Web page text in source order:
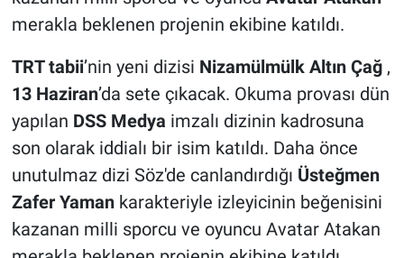
merakla beklenen projenin ekibine katıldı.
TRT tabii’nin yeni dizisi Nizamülmülk Altın Çağ,
13 Haziran’da sete çıkacak. Okuma provası dün
yapılan DSS Medya imzalı dizinin kadrosuna
son olarak iddialı bir isim katıldı. Daha önce
unutulmaz dizi Söz'de canlandırdığı Üsteğmen
Zafer Yamankarakteriyle izleyicinin beğenisini
kazanan milli sporcu ve oyuncu Avatar Atakan